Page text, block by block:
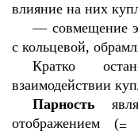
влияние на них
— совмещение
с кольцевой,
Кратко
взаимодействии
Парность
отображением (=